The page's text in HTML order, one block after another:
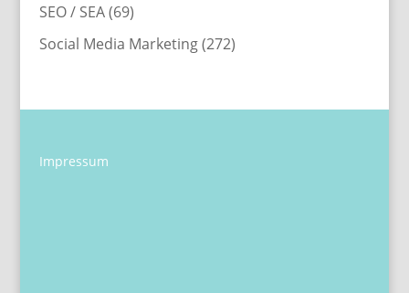
SEO / SEA(69)
Social Media Marketing(272)
Impressum